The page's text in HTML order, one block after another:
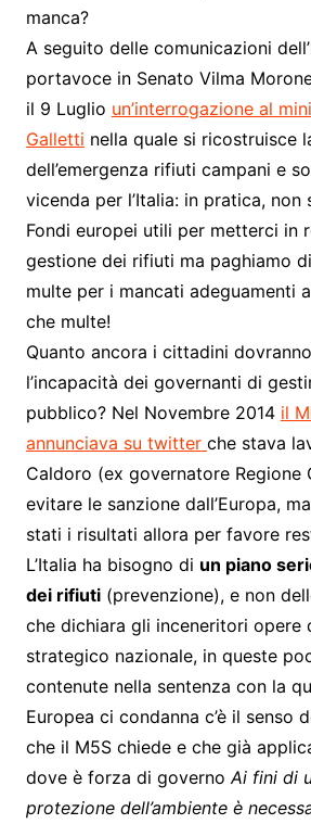
manca?
A seguito delle comunicazioni
portavoce in Senato Vilma
il 9 Luglio un’interrogazione al
Galletti nella quale si ricostruisce
dell’emergenza rifiuti campani e
vicenda per l’Italia: in pratica, non
Fondi europei utili per metterci in
gestione dei rifiuti ma paghiamo
multe per i mancati adeguamenti
che multe!
Quanto ancora i cittadini
l’incapacità dei governanti di
pubblico? Nel Novembre 2014 il
annunciava su twitter che stava
Caldoro (ex governatore Regione
evitare le sanzione dall’Europa,
stati i risultati allora per favore
L’Italia ha bisogno di un piano
dei rifiuti(prevenzione), e non
che dichiara gli inceneritori opere
strategico nazionale, in queste
contenute nella sentenza con la
Europea ci condanna c’è il senso
che il M5S chiede e che già
dove è forza di governoAi fini di
protezione dell’ambiente è